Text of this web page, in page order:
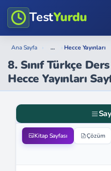
TestYurdu
Ana Sayfa › ... › Hecce Yayınları
8. Sınıf Türkçe
Hecce Yayınları
Kitap Sayfası Çözüm